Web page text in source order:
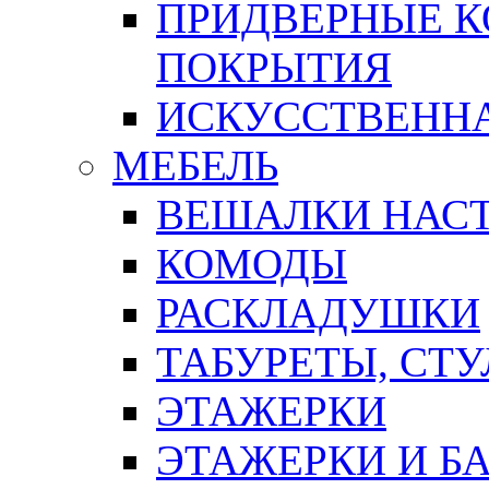
ПРИДВЕРНЫЕ
ПОКРЫТИЯ
МЕБЕЛЬ
ВЕШАЛКИ
КОМОДЫ
РАСКЛАДУШКИ
ТАБУРЕТЫ,
ЭТАЖЕРКИ
ЭТАЖЕРКИ И